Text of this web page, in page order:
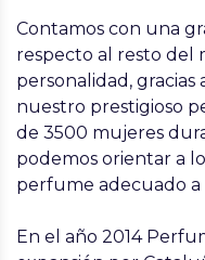
Contamos con una
respecto al resto del
personalidad,
nuestro prestigioso
de 3500 mujeres
podemos orientar a
perfume adecuado a
En el año 2014